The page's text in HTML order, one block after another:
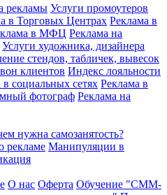
рекламы Услуги промоутеров
в Торговых Центрах Реклама в
в МФЦ Реклама на
Услуги художника, дизайнера
стендов, табличек, вывесок
клиентов Индекс лояльности
в социальных сетях Реклама в
фотограф Реклама на
нужна самозанятость?
рекламе Манипуляции в
О нас Оферта Обучение "СМM-